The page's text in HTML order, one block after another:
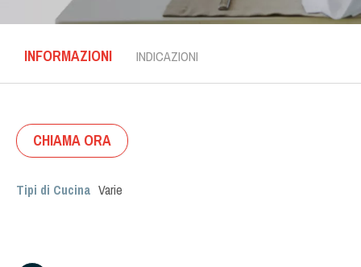
INFORMAZIONI INDICAZIONI
CHIAMA ORA
Tipi di Cucina Varie